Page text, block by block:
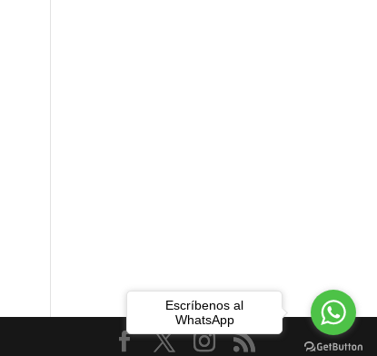
Escríbenos al
WhatsApp